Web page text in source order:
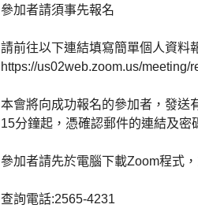
參加者請須事先報名
請前往以下連結填寫簡單個人資料
https://us02web.zoom.us/
本會將向成功報名的參加者，發送
15分鐘起，憑確認郵件的連結及密
參加者請先於電腦下載Zoom程式
查詢電話:2565-4231